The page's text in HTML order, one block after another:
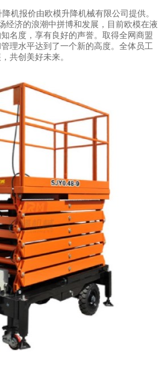
机报价由欧模升降机械有限公司提供。
经济的浪潮中拼博和发展，目前欧模在液
名度，享有良好的声誉。取得全网商盟
理水平达到了一个新的高度。全体员工
共创美好未来。